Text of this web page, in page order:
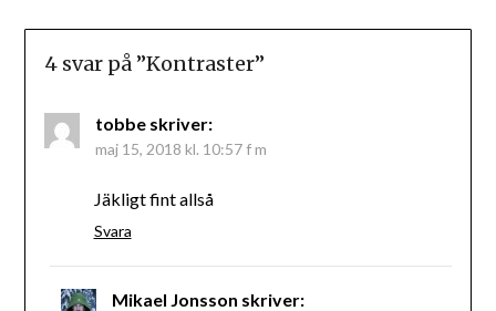
4 svar på ”Kontraster”
tobbe skriver:
maj 15, 2018 kl. 10:57 f m
Jäkligt fint allså
Svara
Mikael Jonsson skriver: